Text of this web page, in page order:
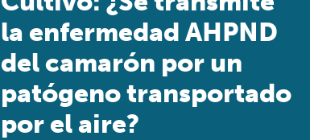
la enfermedad AHPND
del camarón por un
patógeno transportado
por el aire?